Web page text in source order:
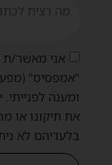
אני מאשר/ת
"אמפסיס"
ומענה
את תיקונו או
בלעדיהם לא